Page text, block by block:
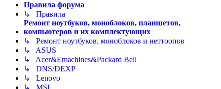
Правила форума
↳ Правила
Ремонт ноутбуков, моноблоков, планшетов,
компьютеров и их комплектующих
↳ Ремонт ноутбуков, моноблоков и неттоопов
↳ ASUS
↳ Acer&Emachines&Packard Bell
↳ DNS/DEXP
↳ Lenovo